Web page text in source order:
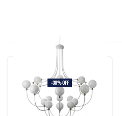
SZAFKI I KOMODY
-30% OFF